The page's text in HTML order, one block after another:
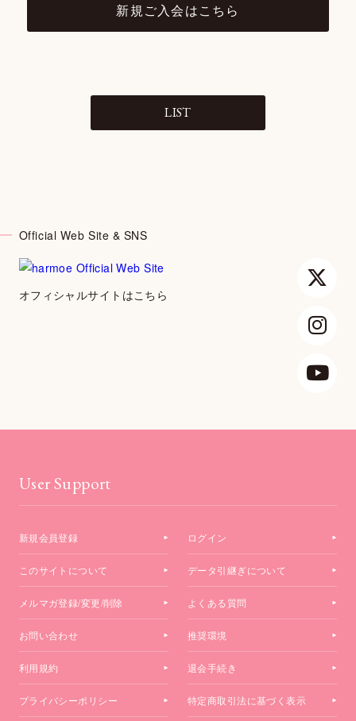
新規ご入会はこちら
LIST
Official Web Site & SNS
オフィシャルサイトはこちら
User Support
新規会員登録 ログイン
このサイトについて データ引継ぎについて
メルマガ登録/変更/削除 よくある質問
お問い合わせ 推奨環境
利用規約 退会手続き
プライバシーポリシー 特定商取引法に基づく表示